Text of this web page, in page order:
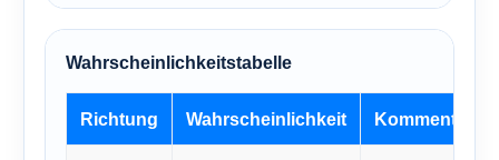
Wahrscheinlichkeitstabelle
Richtung Wahrscheinlichkeit Kommentar